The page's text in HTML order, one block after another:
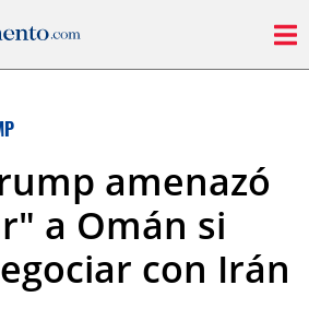
amenazó
a Omán si
con Irán